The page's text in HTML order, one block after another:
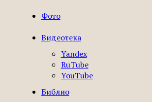
Фото
Видеотека
Yandex
RuTube
YouTube
Библио